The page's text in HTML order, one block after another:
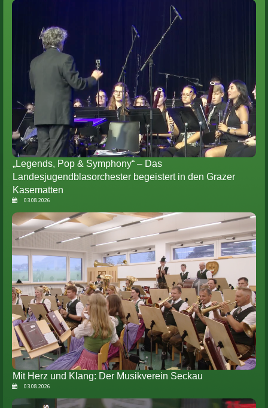
„Legends, Pop & Symphony“ – Das
Landesjugendblasorchester begeistert in den Grazer
Kasematten
03.08.2026
Mit Herz und Klang: Der Musikverein Seckau
03.08.2026